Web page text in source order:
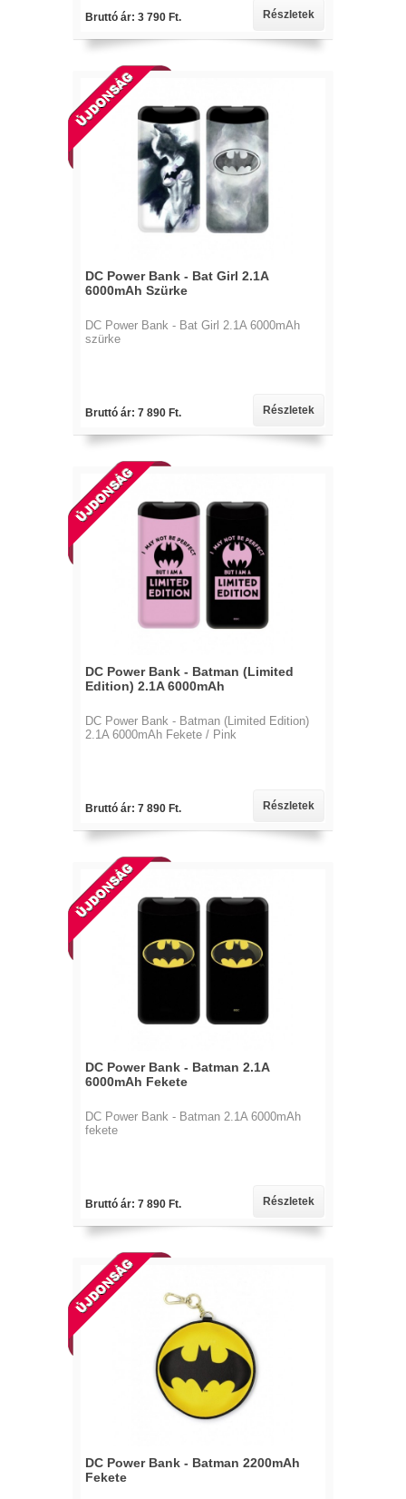
Bruttó ár: 3 790 Ft. Részletek
DC Power Bank - Bat Girl 2.1A
6000mAh Szürke
DC Power Bank - Bat Girl 2.1A 6000mAh
szürke
Bruttó ár: 7 890 Ft. Részletek
DC Power Bank - Batman (Limited
Edition) 2.1A 6000mAh
DC Power Bank - Batman (Limited Edition)
2.1A 6000mAh Fekete / Pink
Bruttó ár: 7 890 Ft. Részletek
DC Power Bank - Batman 2.1A
6000mAh Fekete
DC Power Bank - Batman 2.1A 6000mAh
fekete
Bruttó ár: 7 890 Ft. Részletek
DC Power Bank - Batman 2200mAh
Fekete